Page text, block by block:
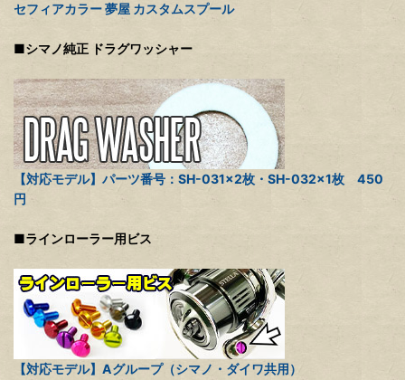
セフィアカラー 夢屋 カスタムスプール
■シマノ純正 ドラグワッシャー
【対応モデル】パーツ番号：SH-031×2枚・SH-032×1枚 450
円
■ラインローラー用ビス
【対応モデル】Aグループ（シマノ・ダイワ共用）